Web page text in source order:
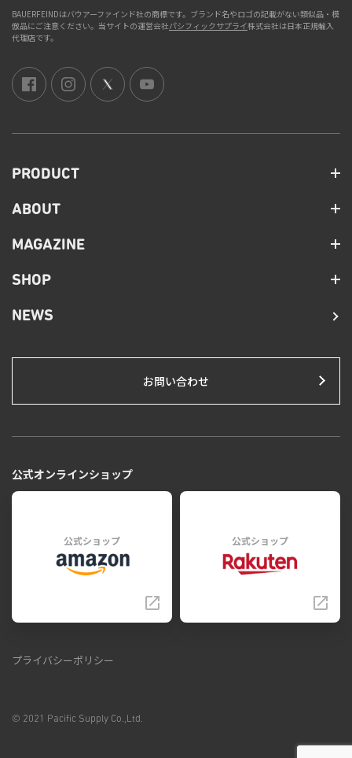
BAUERFEINDはバウアーファインド社の商標です。ブランド名やロゴの記載がない類似品・模
倣品にご注意ください。当サイトの運営会社パシフィックサプライ株式会社は日本正規輸入
代理店です。
PRODUCT
ABOUT
MAGAZINE
SHOP
NEWS
お問い合わせ
公式オンラインショップ
公式ショップ 公式ショップ
プライバシーポリシー
© 2021 Pacific Supply Co.,Ltd.